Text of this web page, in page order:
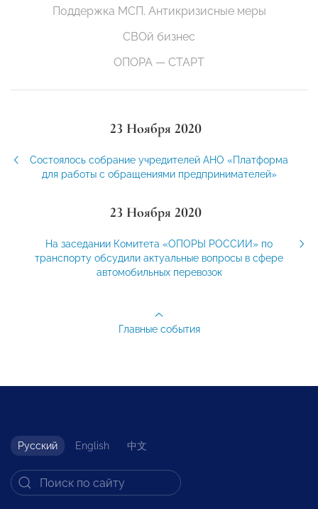
Поддержка МСП. Антикризисные меры
СВОй бизнес
ОПОРА — СТАРТ
23 Ноября 2020
Состоялось собрание учредителей АНО «Платформа
для работы с обращениями предпринимателей»
23 Ноября 2020
На заседании Комитета «ОПОРЫ РОССИИ» по
транспорту обсудили актуальные вопросы в сфере
автомобильных перевозок
Главные события
Русский English 中文